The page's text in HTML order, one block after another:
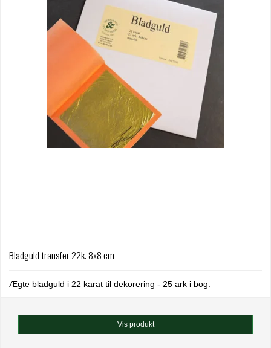
Bladguld transfer 22k. 8x8 cm
Ægte bladguld i 22 karat til dekorering - 25 ark i bog.
Vis produkt